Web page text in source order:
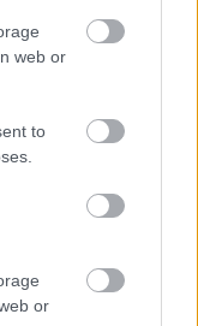
web or
to
or
με
και αντίκες
και μπάνιο,